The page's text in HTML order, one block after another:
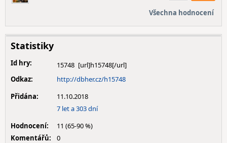
Všechna hodnocení
Statistiky
Id hry:
15748
Odkaz:
http://dbher.cz/h15748
Přidána:
11.10.2018
7 let a 303 dní
Hodnocení:
11 (65-90 %)
Komentářů:
0